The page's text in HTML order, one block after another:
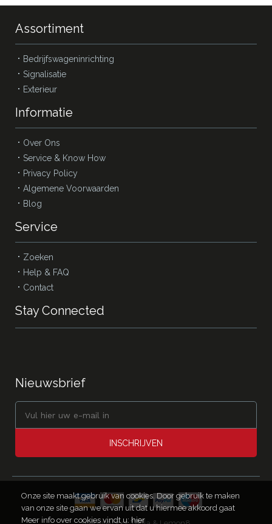
Onze site maakt gebruik van cookies. Door gebruik te maken
van onze site gaan we ervan uit dat u hiermee akkoord gaat
Meer info over cookies vindt u:hier
Assortiment
Bedrijfswageninrichting
Signalisatie
Exterieur
Informatie
Over Ons
Service & Know How
Privacy Policy
Algemene Voorwaarden
Blog
Service
Zoeken
Help & FAQ
Contact
Stay Connected
Nieuwsbrief
INSCHRIJVEN